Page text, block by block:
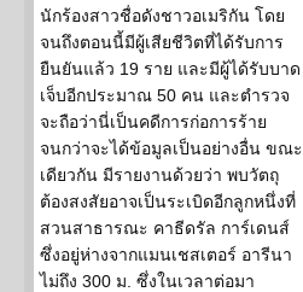
นักร้องสาวชื่อดังชาวอเมริกัน โดย
จนถึงตอนนี้มีผู้เสียชีวิตที่ได้รับการ
ยืนยันแล้ว 19 ราย และมีผู้ได้รับบาด
เจ็บอีกประมาณ 50 คน และตำรวจ
จะถือว่านี่เป็นคดีการก่อการร้าย
จนกว่าจะได้ข้อมูลเป็นอย่างอื่น ขณะ
เดียวกัน มีรายงานด้วยว่า พบวัตถุ
ต้องสงสัยอาจเป็นระเบิดอีกลูกหนึ่งที่
สวนสาธารณะ คาธีดรัล การ์เดนส์
ซึ่งอยู่ห่างจากแมนเชสเตอร์ อารีนา
ไม่ถึง 300 ม. ซึ่งในเวลาต่อมา